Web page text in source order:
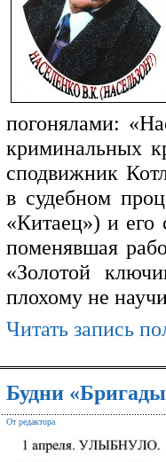
погонялами:
криминальных
сподвижник
в судебном
«Китаец») и
поменявшая
«Золотой
плохому не
Читать запись
Будни
От редактора